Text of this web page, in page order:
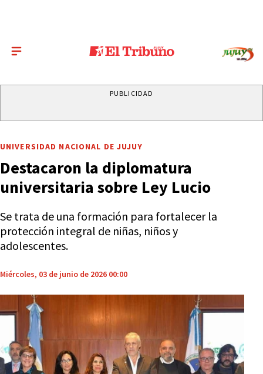
PUBLICIDAD
UNIVERSIDAD NACIONAL DE JUJUY
Destacaron la diplomatura
universitaria sobre Ley Lucio
Se trata de una formación para fortalecer la
protección integral de niñas, niños y
adolescentes.
Miércoles, 03 de junio de 2026 00:00